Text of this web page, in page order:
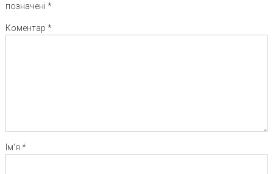
позначені *
Коментар *
Ім'я *